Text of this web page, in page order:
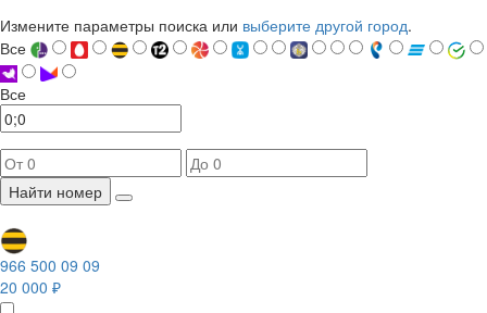
Измените параметры поиска или выберите другой город.
Все
Все
Найти номер
966 500 09 09
20 000 ₽